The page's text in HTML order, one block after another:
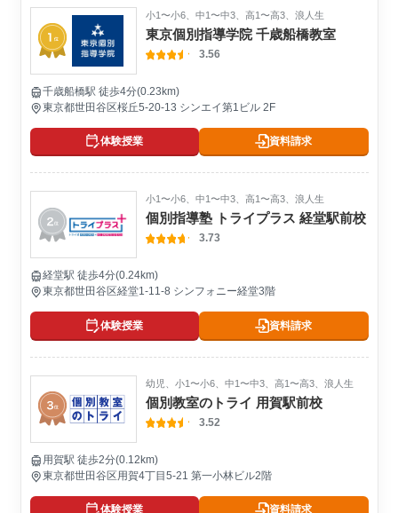
小1〜小6、中1〜中3、高1〜高3、浪人生
東京個別指導学院 千歳船橋教室
3.56
千歳船橋駅 徒歩4分(0.23km)
東京都世田谷区桜丘5-20-13 シンエイ第1ビル 2F
体験授業 資料請求
小1〜小6、中1〜中3、高1〜高3、浪人生
個別指導塾 トライプラス 経堂駅前校
3.73
経堂駅 徒歩4分(0.24km)
東京都世田谷区経堂1-11-8 シンフォニー経堂3階
体験授業 資料請求
幼児、小1〜小6、中1〜中3、高1〜高3、浪人生
個別教室のトライ 用賀駅前校
3.52
用賀駅 徒歩2分(0.12km)
東京都世田谷区用賀4丁目5-21 第一小林ビル2階
体験授業 資料請求